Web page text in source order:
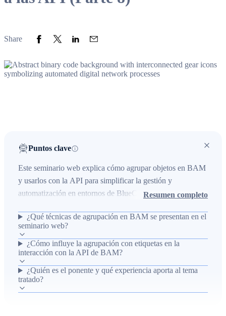
Share Share to Facebook
Share to Twitter
Share to LinkedIn
Share to Email
Puntos clave
Este seminario web explica cómo agrupar objetos en BAM
y usarlos con la API para simplificar la gestión y
automatización en entornos de BlueCat. Se aborda el uso
BAM, la posibilidad de aplicar varias agrupaciones a los
mismos objetos y ejemplos prácticos de integración con la
API. El objetivo es mejorar la eficiencia operativa del
personal de soporte y automatización al permitir búsquedas,
acciones y políticas más coherentes y reutilizables sobre
conjuntos de objetos en BAM.
Resumen completo
¿Qué técnicas de agrupación en BAM se presentan en el
seminario web?
¿Cómo influye la agrupación con etiquetas en la
interacción con la API de BAM?
¿Quién es el ponente y qué experiencia aporta al tema
tratado?